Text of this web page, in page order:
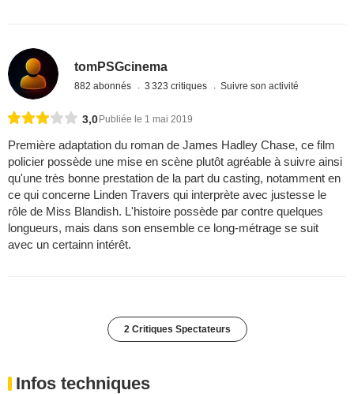
tomPSGcinema
882 abonnés 3 323 critiques Suivre son activité
3,0Publiée le 1 mai 2019
Première adaptation du roman de James Hadley Chase, ce film
policier possède une mise en scène plutôt agréable à suivre ainsi
qu'une très bonne prestation de la part du casting, notamment en
ce qui concerne Linden Travers qui interprète avec justesse le
rôle de Miss Blandish. L'histoire possède par contre quelques
longueurs, mais dans son ensemble ce long-métrage se suit
avec un certainn intérêt.
2 Critiques Spectateurs
Infos techniques